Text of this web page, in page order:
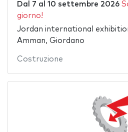
Dal 7 al 10 settembre 2026
giorno!
Jordan international
Amman, Giordano
Costruzione